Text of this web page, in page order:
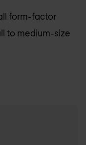
form-factor
to medium-size